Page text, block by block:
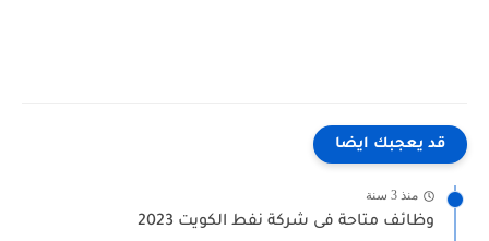
قد يعجبك ايضا
منذ 3 سنة
وظائف متاحة فى شركة نفط الكويت 2023